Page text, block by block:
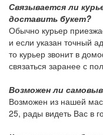
Связывается ли
доставить букет?
Обычно курьер
и если указан точный
то курьер звонит в
связаться заранее с
Возможен ли
Возможен из нашей
25, рады видеть Вас в